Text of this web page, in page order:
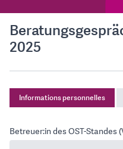
2025
Informations personnelles
Betreuer:in des OST-Standes